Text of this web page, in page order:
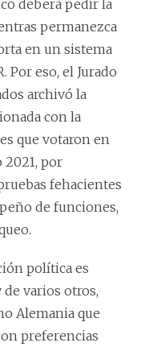
deberá pedir la
permanezca
en un sistema
Por eso, el Jurado
archivó la
con la
que votaron en
2021, por
fehacientes
de funciones,
política es
varios otros,
Alemania que
preferencias